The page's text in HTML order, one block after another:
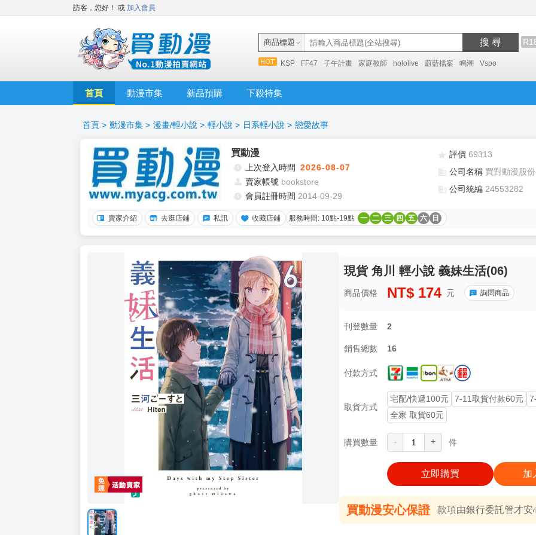
訪客，您好！ 或 加入會員
商品標題 搜 尋
KSP FF47 子午計畫 家庭教師 hololive 蔚藍檔案 鳴潮 Vspo
首頁 動漫市集 新品預購 下殺特集
首頁 > 動漫市集 > 漫畫/輕小說 > 輕小說 > 日系輕小說 > 戀愛故事
買動漫
上次登入時間 2026-08-07
賣家帳號 bookstore
會員註冊時間 2014-09-29
評價 69313
公司名稱 買對動漫股
公司統編 24553282
賣家介紹 去逛店鋪 私訊 收藏店鋪 服務時間: 10點-19點 一 二 三 四 五 六 日
現貨 角川 輕小說 義妹生活(06)
商品價格 NT$ 174 元 詢問商品
刊登數量 2
銷售總數 16
付款方式
取貨方式
宅配/快遞100元 7-11取貨付款60元
全家 取貨60元
購買數量 - + 件
立即購買 加
買動漫安心保證 款項由銀行委託管才安